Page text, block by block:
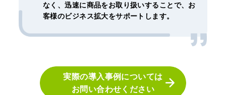
なく、迅速に商品をお取り扱いすることで、お
客様のビジネス拡大をサポートします。
実際の導入事例については
お問い合わせください